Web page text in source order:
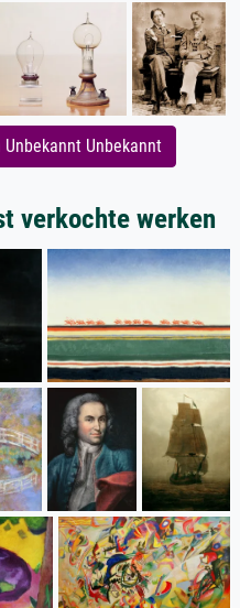
Unbekannt
verkochte werken